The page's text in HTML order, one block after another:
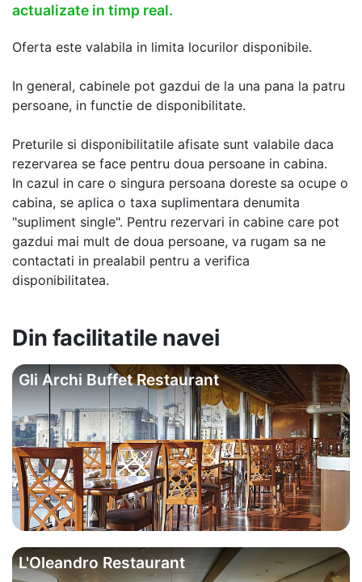
actualizate in timp real.
Oferta este valabila in limita locurilor disponibile.
In general, cabinele pot gazdui de la una pana la patru
persoane, in functie de disponibilitate.
Preturile si disponibilitatile afisate sunt valabile daca
rezervarea se face pentru doua persoane in cabina.
In cazul in care o singura persoana doreste sa ocupe o
cabina, se aplica o taxa suplimentara denumita
"supliment single". Pentru rezervari in cabine care pot
gazdui mai mult de doua persoane, va rugam sa ne
contactati in prealabil pentru a verifica
disponibilitatea.
Din facilitatile navei
Gli Archi Buffet Restaurant
L'Oleandro Restaurant